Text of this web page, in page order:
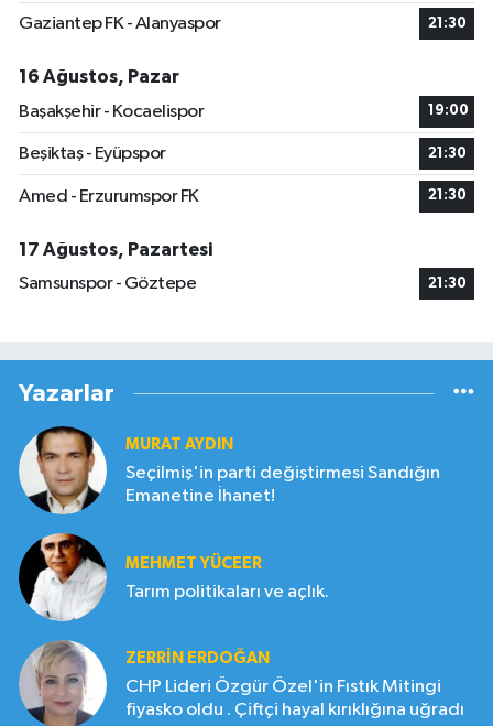
Gaziantep FK - Alanyaspor 21:30
16 Ağustos, Pazar
Başakşehir - Kocaelispor
19:00
Beşiktaş - Eyüpspor 21:30
Amed - Erzurumspor FK 21:30
17 Ağustos, Pazartesi
Samsunspor - Göztepe
21:30
Yazarlar
MURAT AYDIN
Seçilmiş'in parti değiştirmesi Sandığın
Emanetine İhanet!
MEHMET YÜCEER
Tarım politikaları ve açlık.
ZERRIN ERDOĞAN
CHP Lideri Özgür Özel'in Fıstık Mitingi
fiyasko oldu . Çiftçi hayal kırıklığına uğradı